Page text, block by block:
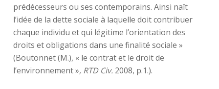
prédécesseurs ou ses contemporains. Ainsi naît
l’idée de la dette sociale à laquelle doit contribuer
chaque individu et qui légitime l’orientation des
droits et obligations dans une finalité sociale »
(Boutonnet (M.), « le contrat et le droit de
l’environnement », RTD Civ. 2008, p.1.).